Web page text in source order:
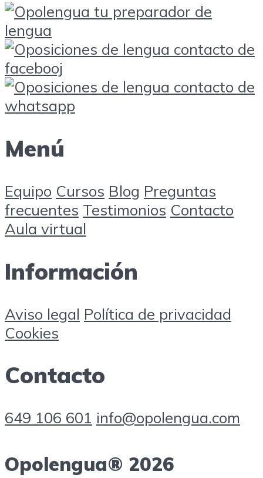
Menú
Equipo Cursos Blog Preguntas
frecuentes Testimonios Contacto
Aula virtual
Información
Aviso legal Política de privacidad
Cookies
Contacto
649 106 601 info@opolengua.com
Opolengua® 2026